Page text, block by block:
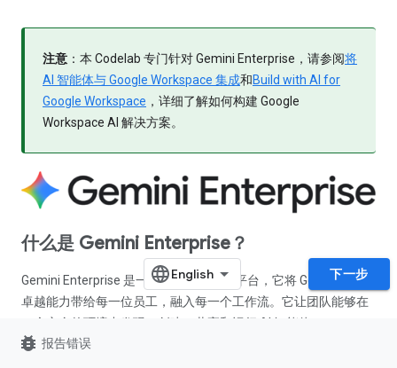
注意 ：本 Codelab 专门针对 Gemini Enterprise，请参阅将
AI 智能体与 Google Workspace 集成和Build with AI for
Google Workspace ，详细了解如何构建 Google
Workspace AI 解决方案。
什么是 Gemini Enterprise？
Gemini Enterprise 是一个先进的智能体平台，它将 Google AI 的
卓越能力带给每一位员工，融入每一个工作流。它让团队能够在
一个安全的环境中发现、创建、共享和运行 AI 智能体。
下一步
bug_report 报告错误